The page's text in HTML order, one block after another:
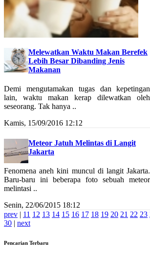
Melewatkan Waktu Makan Berefek
Lebih Besar Dibanding Jenis
Makanan
Demi mengutamakan tugas dan kepetingan
lain, waktu makan kerap dilewatkan oleh
seseorang. Tak hanya ..
Kamis, 15/09/2016 12:12
Meteor Jatuh Melintas di Langit
Jakarta
Fenomena aneh kini muncul di langit Jakarta.
Baru-baru ini beberapa foto sebuah meteor
melintasi ..
Senin, 22/06/2015 18:12
prev | 11 12 13 14 15 16 17 18 19 20 21 22 23
30 | next
Pencarian Terbaru